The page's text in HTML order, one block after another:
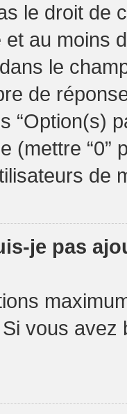
le droit de
au moins
le
de
“Option(s)
(mettre “0”
de
je pas
Si vous